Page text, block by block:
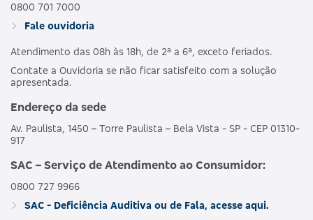
0800 701 7000
Fale ouvidoria
Atendimento das 08h às 18h, de 2ª a 6ª, exceto feriados.
Contate a Ouvidoria se não ficar satisfeito com a solução
apresentada.
Endereço da sede
Av. Paulista, 1450 – Torre Paulista – Bela Vista - SP - CEP 01310-
917
SAC – Serviço de Atendimento ao Consumidor:
0800 727 9966
SAC - Deficiência Auditiva ou de Fala, acesse aqui.